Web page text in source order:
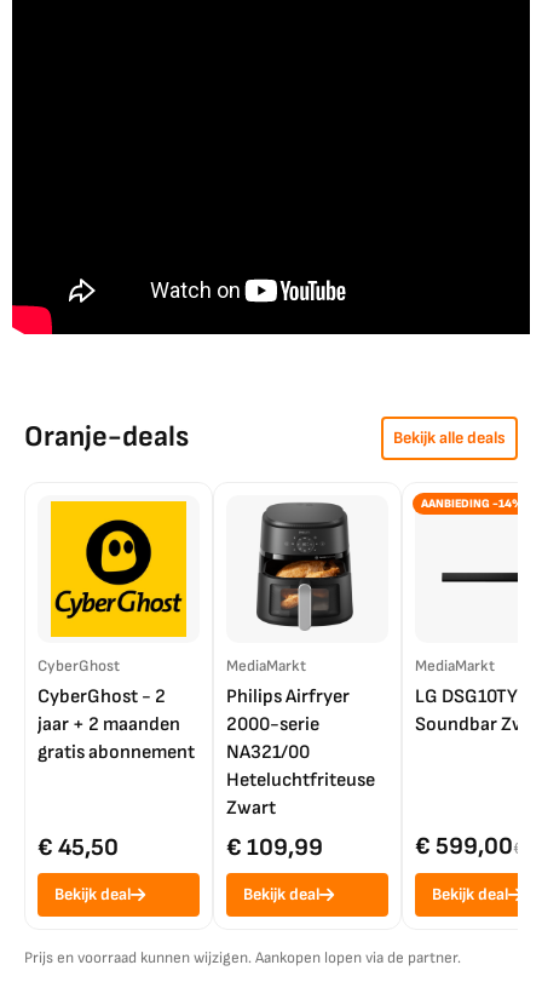
Oranje-deals Bekijk alle deals
CyberGhost
CyberGhost - 2
jaar + 2 maanden
gratis abonnement
€ 45,50
Bekijk deal
MediaMarkt
Philips Airfryer
2000-serie
NA321/00
Heteluchtfriteuse
Zwart
€ 109,99
Bekijk deal
AANBIEDING -14%
MediaMarkt
LG DSG10TY
Soundbar
€ 599,00€
Bekijk deal
Prijs en voorraad kunnen wijzigen. Aankopen lopen via de partner.